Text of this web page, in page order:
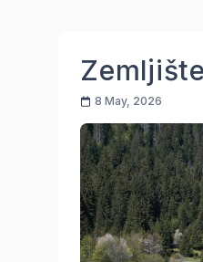
8 May, 2026